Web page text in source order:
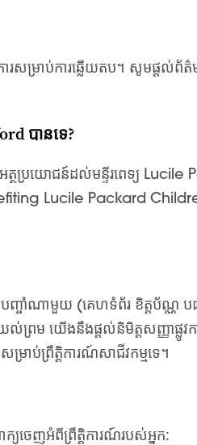
រសម្រាប់ការឆ្លើយតប។ សូមផ្តល់ព័ត៌
បានទេ?
ល់អត្ថប្រយោជន៍ដល់មន្ទីរពេទ្យ
Lucile Packard
ថុបញ្ចាំណាមួយ (គេហទំព័រ ខិត្តប័ណ្ណ
ព្រម យើងនឹងផ្តល់និមិត្តសញ្ញាផ្លូវកា
រាប់ព្រឹត្តិការណ៍សាជីវកម្មទេ។
យ​ចេញ​អំពី​ព្រឹត្តិការណ៍​របស់​អ្នក​: